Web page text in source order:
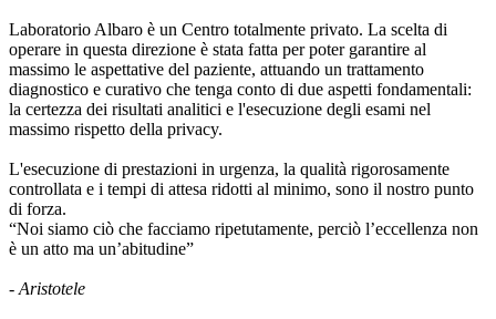
Laboratorio Albaro è un Centro totalmente privato. La scelta di
operare in questa direzione è stata fatta per poter garantire al
massimo le aspettative del paziente, attuando un trattamento
diagnostico e curativo che tenga conto di due aspetti fondamentali:
la certezza dei risultati analitici e l'esecuzione degli esami nel
massimo rispetto della privacy.
L'esecuzione di prestazioni in urgenza, la qualità rigorosamente
controllata e i tempi di attesa ridotti al minimo, sono il nostro punto
di forza.
“Noi siamo ciò che facciamo ripetutamente, perciò l’eccellenza non
è un atto ma un’abitudine”
- Aristotele